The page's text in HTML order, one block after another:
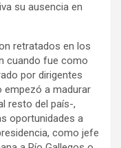
su ausencia en
retratados en los
cuando fue como
por dirigentes
empezó a madurar
resto del país-,
oportunidades a
como jefe